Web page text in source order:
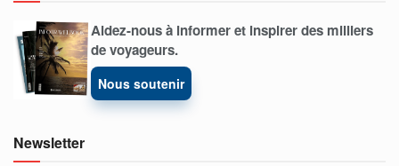
Aidez-nous à informer et inspirer des milliers
de voyageurs.
Nous soutenir
Newsletter